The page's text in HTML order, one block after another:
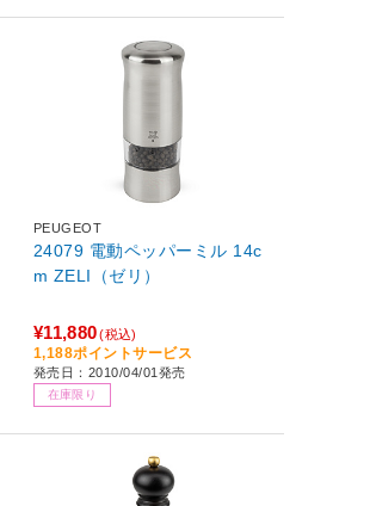
PEUGEOT
24079 電動ペッパーミル 14c
m ZELI（ゼリ）
¥11,880(税込)
1,188ポイントサービス
発売日：2010/04/01発売
在庫限り